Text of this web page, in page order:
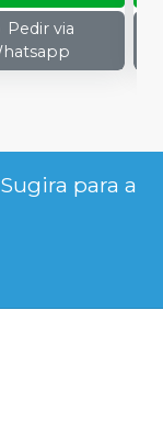
Pedir via
Sugira para a